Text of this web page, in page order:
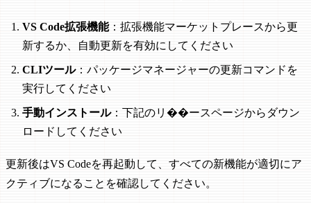
VS Code拡張機能：拡張機能マーケットプレースから更
新するか、自動更新を有効にしてください
CLIツール：パッケージマネージャーの更新コマンドを
実行してください
手動インストール：下記のリ��ースページからダウン
ロードしてください
更新後はVS Codeを再起動して、すべての新機能が適切にア
クティブになることを確認してください。